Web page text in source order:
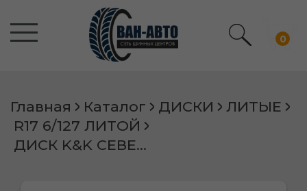
0
Главная Каталог ДИСКИ
ЛИТЫЕ
R17 6/127 ЛИТОЙ
ДИСК K&K СЕВЕННА 7,0X17 6/127 ET40 L77,9 HB